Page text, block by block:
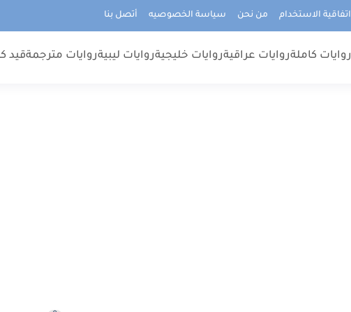
اتفاقية الاستخدام من نحن سياسة الخصوصيه أتصل بنا
روايات كاملةروايات عراقيةروايات خليجيةروايات ليبيةروايات مترجمةقيد